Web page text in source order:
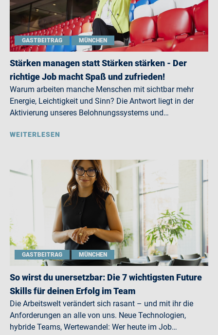
GASTBEITRAG MÜNCHEN
Stärken managen statt Stärken stärken - Der
richtige Job macht Spaß und zufrieden!
Warum arbeiten manche Menschen mit sichtbar mehr
Energie, Leichtigkeit und Sinn? Die Antwort liegt in der
Aktivierung unseres Belohnungssystems und…
WEITERLESEN
GASTBEITRAG MÜNCHEN
So wirst du unersetzbar: Die 7 wichtigsten Future
Skills für deinen Erfolg im Team
Die Arbeitswelt verändert sich rasant – und mit ihr die
Anforderungen an alle von uns. Neue Technologien,
hybride Teams, Wertewandel: Wer heute im Job…